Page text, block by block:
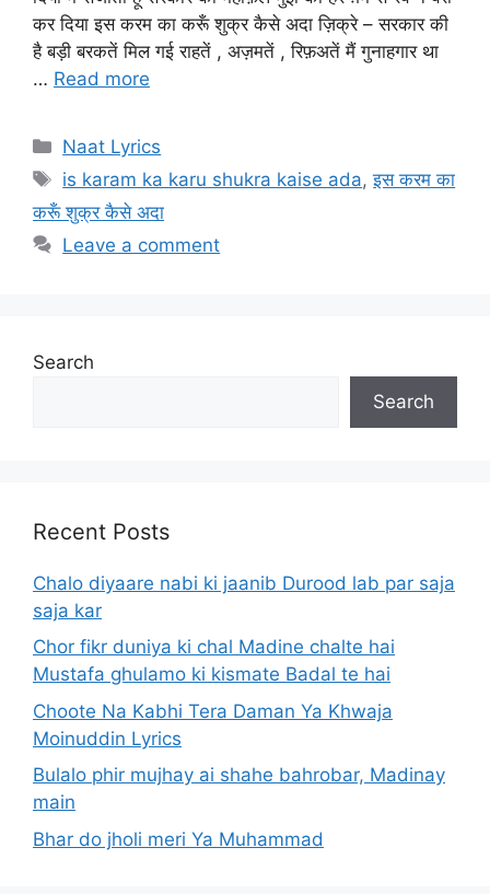
कर दिया इस करम का करूँ शुक्र कैसे अदा ज़िक्रे – सरकार की
है बड़ी बरकतें मिल गई राहतें , अज़मतें , रिफ़अतें मैं गुनाहगार था
… Read more
Categories
Naat Lyrics
Tags
is karam ka karu shukra kaise ada,इस करम का
करूँ शुक्र कैसे अदा
Leave a comment
Search
Search
Recent Posts
Chalo diyaare nabi ki jaanib Durood lab par saja
saja kar
Chor fikr duniya ki chal Madine chalte hai
Mustafa ghulamo ki kismate Badal te hai
Choote Na Kabhi Tera Daman Ya Khwaja
Moinuddin Lyrics
Bulalo phir mujhay ai shahe bahrobar, Madinay
main
Bhar do jholi meri Ya Muhammad